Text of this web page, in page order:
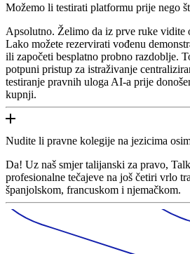
Možemo li testirati platformu prije nego
Apsolutno. Želimo da iz prve ruke vidite
Lako možete rezervirati vođenu
ili započeti besplatno probno razdoblje.
potpuni pristup za istraživanje
testiranje pravnih uloga AI-a prije
kupnji.
Nudite li pravne kolegije na jezicima
Da! Uz naš smjer talijanski za pravo,
profesionalne tečajeve na još četiri vrlo
španjolskom, francuskom i njemačkom.